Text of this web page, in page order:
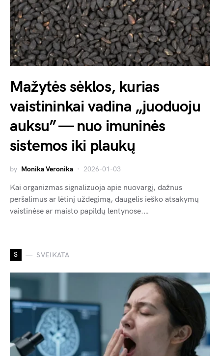
Mažytės sėklos, kurias
vaistininkai vadina „juoduoju
auksu” — nuo imuninės
sistemos iki plaukų
by Monika Veronika 2026-01-03
Kai organizmas signalizuoja apie nuovargį, dažnus
peršalimus ar lėtinį uždegimą, daugelis ieško atsakymų
vaistinėse ar maisto papildų lentynose.…
S SVEIKATA